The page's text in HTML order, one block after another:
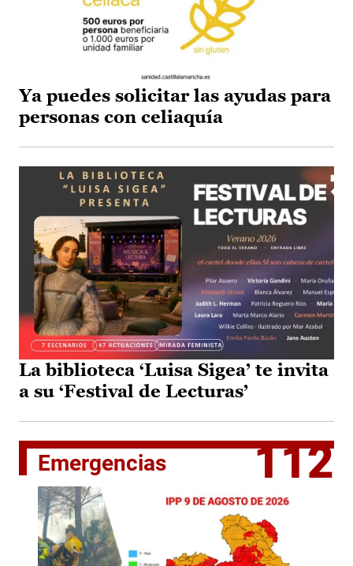
Ya puedes solicitar las ayudas para
personas con celiaquía
La biblioteca ‘Luisa Sigea’ te invita
a su ‘Festival de Lecturas’
Emergencias 112